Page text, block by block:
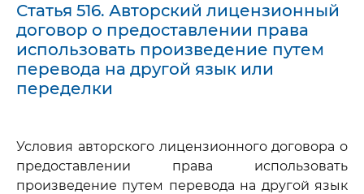
Статья 516. Авторский лицензионный
договор о предоставлении права
использовать произведение путем
перевода на другой язык или
переделки
Условия авторского лицензионного договора о
предоставлении права использовать
произведение путем перевода на другой язык